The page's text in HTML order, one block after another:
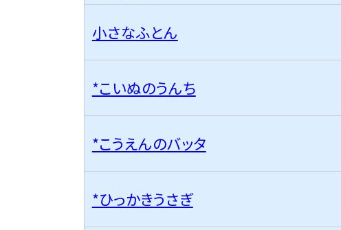
小さなふとん
*こいぬのうんち
*こうえんのバッタ
*ひっかきうさぎ